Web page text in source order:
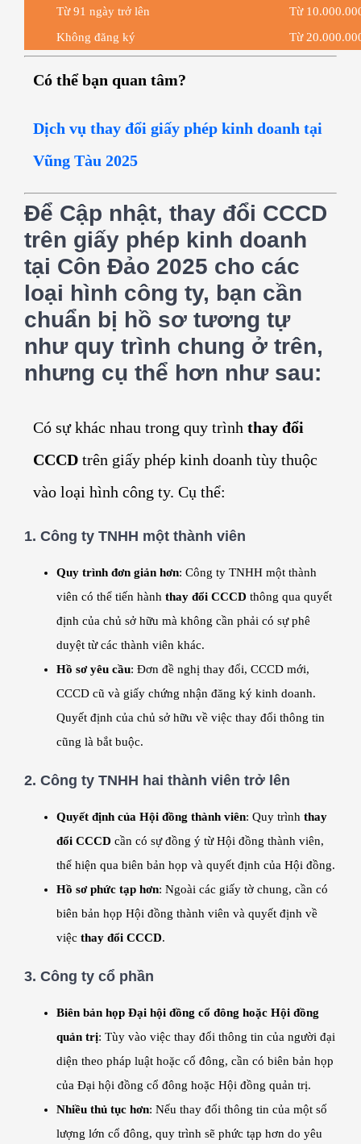
Từ 91 ngày trở lên
Từ
Không đăng ký
Từ
Có thể bạn quan tâm?
Dịch vụ thay đổi giấy phép kinh doanh tại
Vũng Tàu 2025
Để Cập nhật, thay đổi CCCD
trên giấy phép kinh doanh
tại Côn Đảo 2025 cho các
loại hình công ty, bạn cần
chuẩn bị hồ sơ tương tự
như quy trình chung ở trên,
nhưng cụ thể hơn như sau:
Có sự khác nhau trong quy trình thay đổi
CCCD trên giấy phép kinh doanh tùy thuộc
vào loại hình công ty. Cụ thể:
1. Công ty TNHH một thành viên
Quy trình đơn giản hơn: Công ty TNHH một thành
viên có thể tiến hành thay đổi CCCD thông qua quyết
định của chủ sở hữu mà không cần phải có sự phê
duyệt từ các thành viên khác.
Hồ sơ yêu cầu: Đơn đề nghị thay đổi, CCCD mới,
CCCD cũ và giấy chứng nhận đăng ký kinh doanh.
Quyết định của chủ sở hữu về việc thay đổi thông tin
cũng là bắt buộc.
2. Công ty TNHH hai thành viên trở lên
Quyết định của Hội đồng thành viên: Quy trình thay
đổi CCCD cần có sự đồng ý từ Hội đồng thành viên,
thể hiện qua biên bản họp và quyết định của Hội đồng.
Hồ sơ phức tạp hơn: Ngoài các giấy tờ chung, cần có
biên bản họp Hội đồng thành viên và quyết định về
việc thay đổi CCCD.
3. Công ty cổ phần
Biên bản họp Đại hội đồng cổ đông hoặc Hội đồng
quản trị: Tùy vào việc thay đổi thông tin của người đại
diện theo pháp luật hoặc cổ đông, cần có biên bản họp
của Đại hội đồng cổ đông hoặc Hội đồng quản trị.
Nhiều thủ tục hơn: Nếu thay đổi thông tin của một số
lượng lớn cổ đông, quy trình sẽ phức tạp hơn do yêu